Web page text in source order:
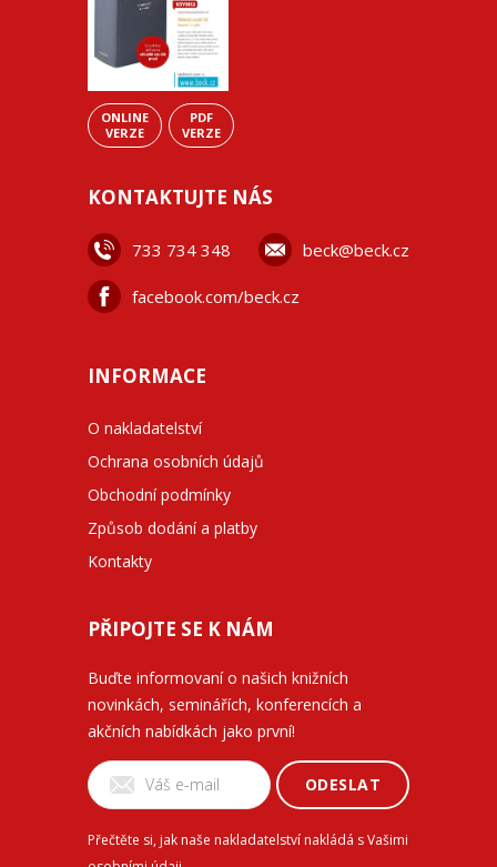
ONLINE
VERZE
PDF
VERZE
KONTAKTUJTE NÁS
733 734 348 beck@beck.cz
facebook.com/beck.cz
INFORMACE
O nakladatelství
Ochrana osobních údajů
Obchodní podmínky
Způsob dodání a platby
Kontakty
PŘIPOJTE SE K NÁM
Buďte informovaní o našich knižních
novinkách, seminářích, konferencích a
akčních nabídkách jako první!
ODESLAT
Přečtěte si, jak naše nakladatelství nakládá s Vašimi